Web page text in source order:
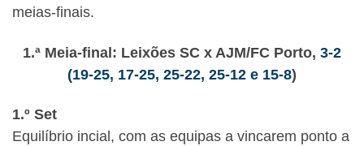
meias-finais.
1.ª Meia-final: Leixões SC x AJM/FC Porto, 3-2
(19-25, 17-25, 25-22, 25-12 e 15-8)
1.º Set
Equilíbrio incial, com as equipas a vincarem ponto a